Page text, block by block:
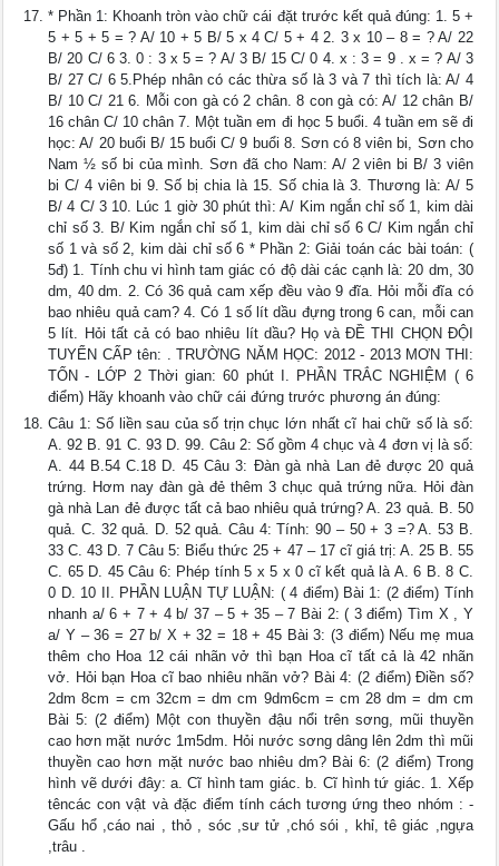
* Phần 1: Khoanh tròn vào chữ cái đặt trước kết quả đúng: 1. 5 +
5 + 5 + 5 = ? A/ 10 + 5 B/ 5 x 4 C/ 5 + 4 2. 3 x 10 – 8 = ? A/ 22
B/ 20 C/ 6 3. 0 : 3 x 5 = ? A/ 3 B/ 15 C/ 0 4. x : 3 = 9 . x = ? A/ 3
B/ 27 C/ 6 5.Phép nhân có các thừa số là 3 và 7 thì tích là: A/ 4
B/ 10 C/ 21 6. Mỗi con gà có 2 chân. 8 con gà có: A/ 12 chân B/
16 chân C/ 10 chân 7. Một tuần em đi học 5 buổi. 4 tuần em sẽ đi
học: A/ 20 buổi B/ 15 buổi C/ 9 buổi 8. Sơn có 8 viên bi, Sơn cho
Nam ½ số bi của mình. Sơn đã cho Nam: A/ 2 viên bi B/ 3 viên
bi C/ 4 viên bi 9. Số bị chia là 15. Số chia là 3. Thương là: A/ 5
B/ 4 C/ 3 10. Lúc 1 giờ 30 phút thì: A/ Kim ngắn chỉ số 1, kim dài
chỉ số 3. B/ Kim ngắn chỉ số 1, kim dài chỉ số 6 C/ Kim ngắn chỉ
số 1 và số 2, kim dài chỉ số 6 * Phần 2: Giải toán các bài toán: (
5đ) 1. Tính chu vi hình tam giác có độ dài các cạnh là: 20 dm, 30
dm, 40 dm. 2. Có 36 quả cam xếp đều vào 9 đĩa. Hỏi mỗi đĩa có
bao nhiêu quả cam? 4. Có 1 số lít dầu đựng trong 6 can, mỗi can
5 lít. Hỏi tất cả có bao nhiêu lít dầu? Họ và ĐỀ THI CHỌN ĐỘI
TUYỂN CẤP tên: . TRƯỜNG NĂM HỌC: 2012 - 2013 MƠN THI:
TỐN - LỚP 2 Thời gian: 60 phút I. PHẦN TRẮC NGHIỆM ( 6
điểm) Hãy khoanh vào chữ cái đứng trước phương án đúng:
Câu 1: Số liền sau của số trịn chục lớn nhất cĩ hai chữ số là số:
A. 92 B. 91 C. 93 D. 99. Câu 2: Số gồm 4 chục và 4 đơn vị là số:
A. 44 B.54 C.18 D. 45 Câu 3: Đàn gà nhà Lan đẻ được 20 quả
trứng. Hơm nay đàn gà đẻ thêm 3 chục quả trứng nữa. Hỏi đàn
gà nhà Lan đẻ được tất cả bao nhiêu quả trứng? A. 23 quả. B. 50
quả. C. 32 quả. D. 52 quả. Câu 4: Tính: 90 – 50 + 3 =? A. 53 B.
33 C. 43 D. 7 Câu 5: Biểu thức 25 + 47 – 17 cĩ giá trị: A. 25 B. 55
C. 65 D. 45 Câu 6: Phép tính 5 x 5 x 0 cĩ kết quả là A. 6 B. 8 C.
0 D. 10 II. PHẦN LUẬN TỰ LUẬN: ( 4 điểm) Bài 1: (2 điểm) Tính
nhanh a/ 6 + 7 + 4 b/ 37 – 5 + 35 – 7 Bài 2: ( 3 điểm) Tìm X , Y
a/ Y – 36 = 27 b/ X + 32 = 18 + 45 Bài 3: (3 điểm) Nếu mẹ mua
thêm cho Hoa 12 cái nhãn vở thì bạn Hoa cĩ tất cả là 42 nhãn
vở. Hỏi bạn Hoa cĩ bao nhiêu nhãn vở? Bài 4: (2 điểm) Điền số?
2dm 8cm = cm 32cm = dm cm 9dm6cm = cm 28 dm = dm cm
Bài 5: (2 điểm) Một con thuyền đậu nổi trên sơng, mũi thuyền
cao hơn mặt nước 1m5dm. Hỏi nước sơng dâng lên 2dm thì mũi
thuyền cao hơn mặt nước bao nhiêu dm? Bài 6: (2 điểm) Trong
hình vẽ dưới đây: a. Cĩ hình tam giác. b. Cĩ hình tứ giác. 1. Xếp
têncác con vật và đặc điểm tính cách tương ứng theo nhóm : -
Gấu hổ ,cáo nai , thỏ , sóc ,sư tử ,chó sói , khỉ, tê giác ,ngựa
,trâu .